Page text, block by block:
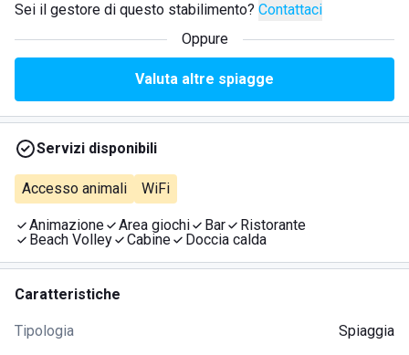
Sei il gestore di questo stabilimento? Contattaci
Oppure
Valuta altre spiagge
Servizi disponibili
Accesso animali WiFi
Animazione Area giochi Bar
Ristorante
Beach Volley
Cabine Doccia calda
Caratteristiche
Tipologia Spiaggia